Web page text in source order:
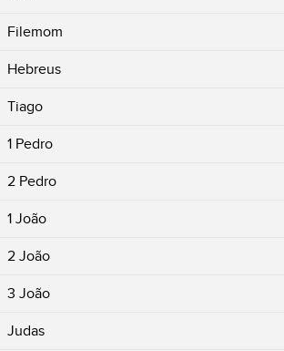
Filemom
Hebreus
Tiago
1 Pedro
2 Pedro
1 João
2 João
3 João
Judas